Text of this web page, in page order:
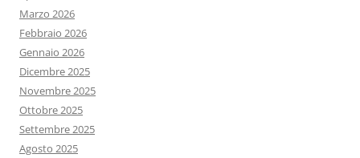
Marzo 2026
Febbraio 2026
Gennaio 2026
Dicembre 2025
Novembre 2025
Ottobre 2025
Settembre 2025
Agosto 2025